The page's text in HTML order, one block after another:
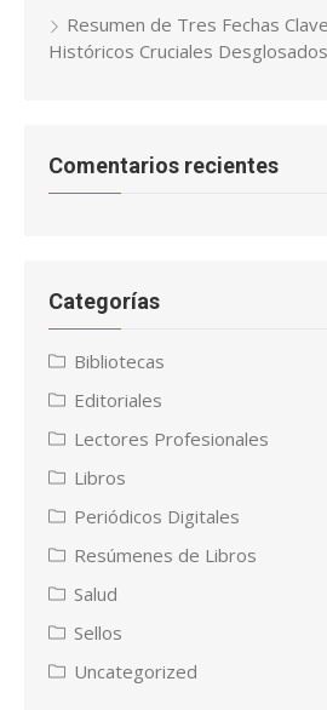
Resumen de Tres Fechas
Históricos Cruciales Desglosados
Comentarios recientes
Categorías
Bibliotecas
Editoriales
Lectores Profesionales
Libros
Periódicos Digitales
Resúmenes de Libros
Salud
Sellos
Uncategorized